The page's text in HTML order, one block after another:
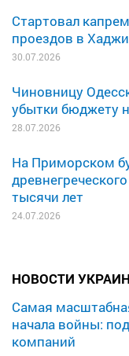
Стартовал
проездов в
30.07.2026
Чиновницу
убытки бюджету
28.07.2026
На Приморском
тысячи лет
24.07.2026
НОВОСТИ
Самая
начала войны:
компаний